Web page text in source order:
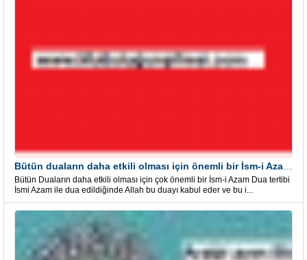
Bütün Duaların daha etkili olması için çok önemli bir İsm-i Azam Dua tertibi
İsmi Azam ile dua edildiğinde Allah bu duayı kabul eder ve bu i...